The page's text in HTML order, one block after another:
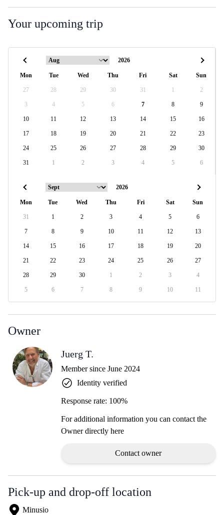
Your upcoming trip
Mon Tue Wed Thu Fri Sat Sun
27 28 29 30 31 1 2
3 4 5 6 7 8 9
10 11 12 13 14 15 16
17 18 19 20 21 22 23
24 25 26 27 28 29 30
31 1 2 3 4 5 6
Mon Tue Wed Thu Fri Sat Sun
31 1 2 3 4 5 6
7 8 9 10 11 12 13
14 15 16 17 18 19 20
21 22 23 24 25 26 27
28 29 30 1 2 3 4
5 6 7 8 9 10 11
Owner
Juerg T.
Member since June 2024
Identity verified
Response rate: 100%
For additional information you can contact the
Owner directly here
Contact owner
Pick-up and drop-off location
Minusio